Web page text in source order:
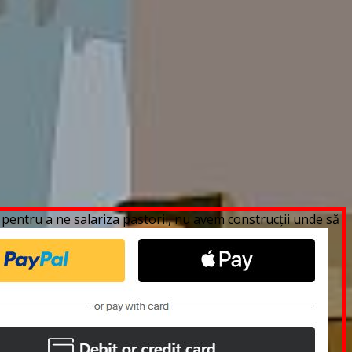
a ne salariza pastorii, nu avem construcții unde să